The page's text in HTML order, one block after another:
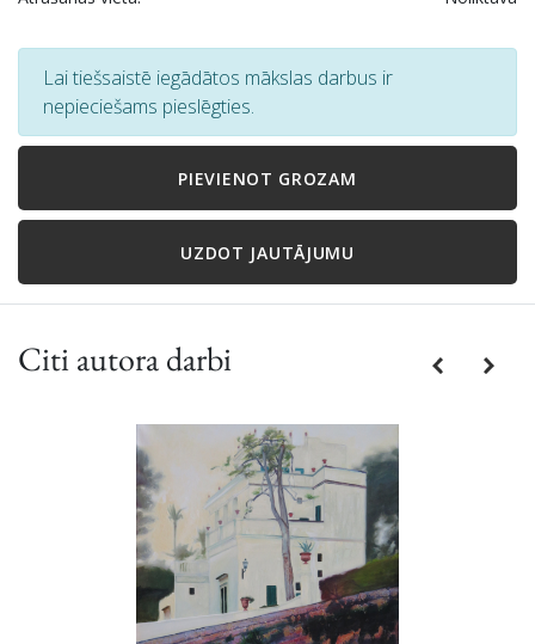
Lai tiešsaistē iegādātos mākslas darbus ir
nepieciešams pieslēgties.
PIEVIENOT GROZAM
UZDOT JAUTĀJUMU
Citi autora darbi PreviousNext